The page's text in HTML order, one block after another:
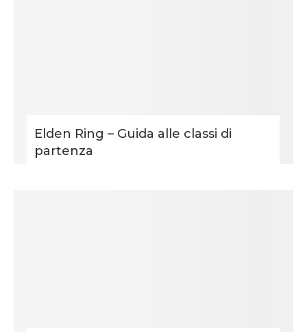
Elden Ring – Guida alle classi di
partenza